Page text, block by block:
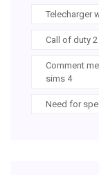
Telecharger
Call of duty
Comment
sims 4
Need for